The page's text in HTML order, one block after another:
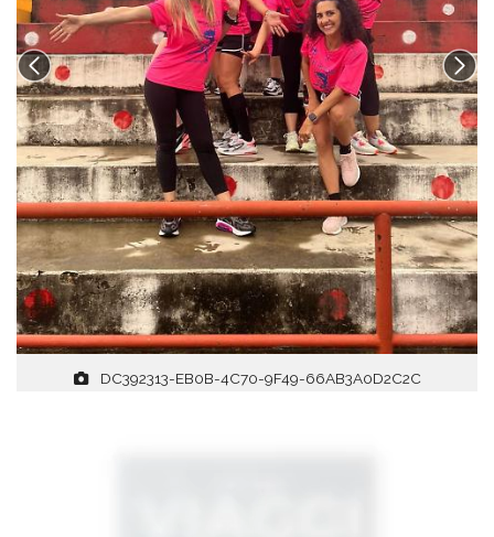
DC392313-EB0B-4C70-9F49-66AB3A0D2C2C